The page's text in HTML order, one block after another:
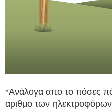
*Ανάλογα απο το πόσες
αριθμο των